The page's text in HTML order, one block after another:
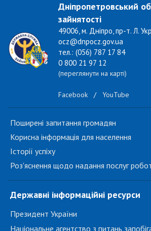
Дніпропетровський
зайнятості
49006, м. Дніпро, пр-т. Л.
ocz@dnpocz.gov.ua
тел.: (056) 787 17 84
0 800 21 97 12
(переглянути на карті)
Facebook / YouTube
Поширені запитання громадян
Корисна інформація для населення
Історії успіху
Роз'яснення щодо надання послуг
Державні інформаційні ресурси
Президент України
Національне агентство з питань